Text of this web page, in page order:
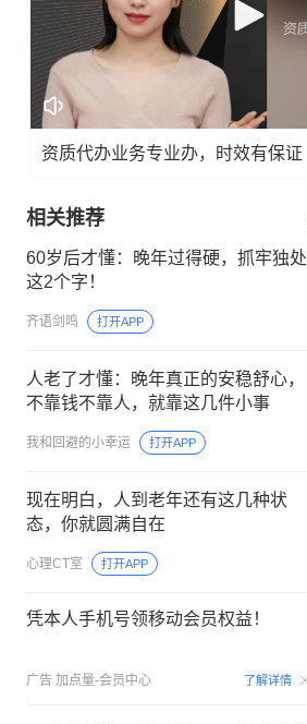
资质代办业务专业办，时效有保证
相关推荐
60岁后才懂：晚年过得硬，抓牢独处
这2个字！
齐语剑鸣 打开APP
人老了才懂：晚年真正的安稳舒心，
不靠钱不靠人，就靠这几件小事
我和回避的小幸运 打开APP
现在明白，人到老年还有这几种状
态，你就圆满自在
心理CT室 打开APP
凭本人手机号领移动会员权益！
广告 加点量-会员中心 了解详情